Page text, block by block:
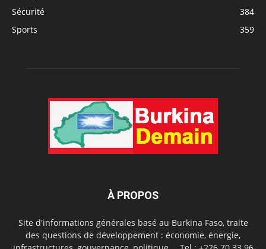
Sécurité
384
Sports
359
À PROPOS
Site d'informations générales basé au Burkina Faso, traite
des questions de développement : économie, énergie,